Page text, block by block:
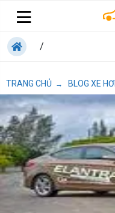
/
TRANG CHỦ → BLOG XE HƠI